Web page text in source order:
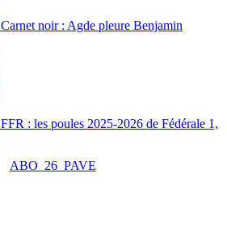
Carnet noir : Agde pleure Benjamin
FFR : les poules 2025-2026 de Fédérale 1,